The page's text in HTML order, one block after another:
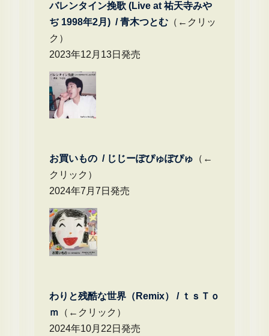
バレンタイン挽歌 (Live at 祐天寺みや
ぢ 1998年2月) / 青木つとむ（←クリッ
ク）
2023年12月13日発売
お買いもの / じじーぽぴゅぽぴゅ （←
クリック）
2024年7月7日発売
わりと残酷な世界（Remix） / ｔｓＴｏ
ｍ （←クリック）
2024年10月22日発売